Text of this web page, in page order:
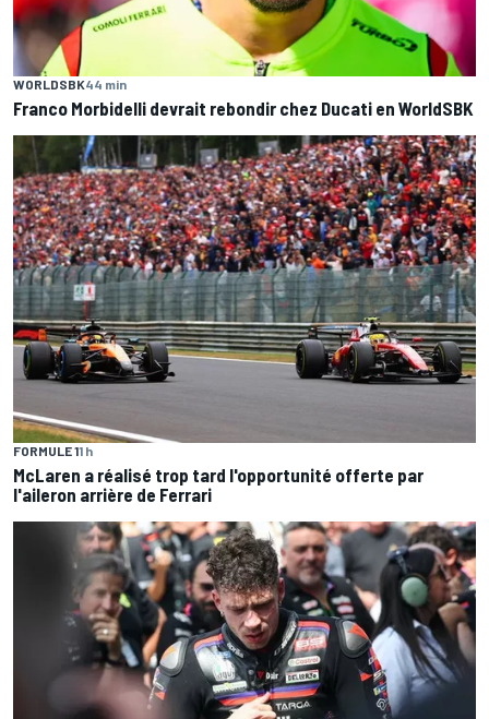
WORLDSBK44 min
Franco Morbidelli devrait rebondir chez Ducati en WorldSBK
FORMULE 11 h
McLaren a réalisé trop tard l'opportunité offerte par
l'aileron arrière de Ferrari